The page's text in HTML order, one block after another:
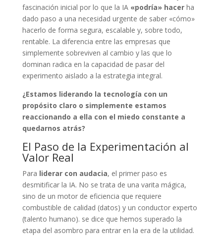
fascinación inicial por lo que la IA «podría» hacerha
dado paso a una necesidad urgente de saber «cómo»
hacerlo de forma segura, escalable y, sobre todo,
rentable. La diferencia entre las empresas que
simplemente sobreviven al cambio y las que lo
dominan radica en la capacidad de pasar del
experimento aislado a la estrategia integral.
¿Estamos liderando la tecnología con un
propósito claro o simplemente estamos
reaccionando a ella con el miedo constante a
quedarnos atrás?
El Paso de la Experimentación al
Valor Real
Para liderar con audacia, el primer paso es
desmitificar la IA. No se trata de una varita mágica,
sino de un motor de eficiencia que requiere
combustible de calidad (datos) y un conductor experto
(talento humano). se dice que hemos superado la
etapa del asombro para entrar en la era de la utilidad.